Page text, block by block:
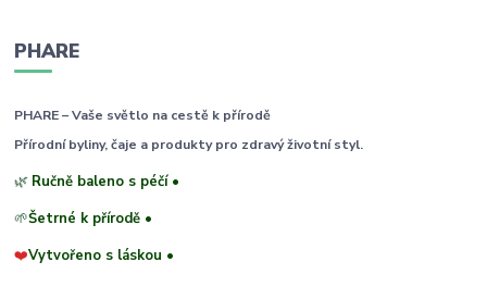
PHARE
PHARE – Vaše světlo na cestě k přírodě
Přírodní byliny, čaje a produkty pro zdravý životní styl.
🌿 Ručně baleno s péčí •
🌱Šetrné k přírodě •
❤️Vytvořeno s láskou •